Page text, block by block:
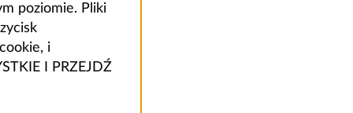
poziomie. Pliki
i
I PRZEJDŹ